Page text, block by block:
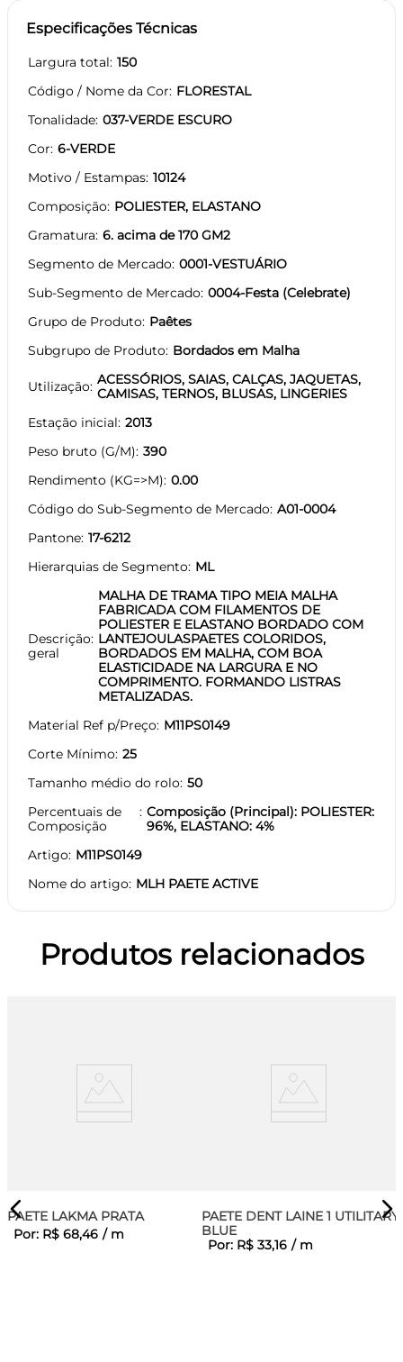
Especificações Técnicas
Largura total 150
Código / Nome da Cor FLORESTAL
Tonalidade 037-VERDE ESCURO
Cor 6-VERDE
Motivo / Estampas 10124
Composição POLIESTER, ELASTANO
Gramatura 6. acima de 170 GM2
Segmento de Mercado 0001-VESTUÁRIO
Sub-Segmento de Mercado 0004-Festa (Celebrate)
Grupo de Produto Paêtes
Subgrupo de Produto Bordados em Malha
Utilização ACESSÓRIOS, SAIAS, CALÇAS, JAQUETAS,
CAMISAS, TERNOS, BLUSAS, LINGERIES
Estação inicial 2013
Peso bruto (G/M) 390
Rendimento (KG=>M) 0.00
Código do Sub-Segmento de Mercado A01-0004
Pantone 17-6212
Hierarquias de Segmento ML
Descrição
geral
MALHA DE TRAMA TIPO MEIA MALHA
FABRICADA COM FILAMENTOS DE
POLIESTER E ELASTANO BORDADO COM
LANTEJOULASPAETES COLORIDOS,
BORDADOS EM MALHA, COM BOA
ELASTICIDADE NA LARGURA E NO
COMPRIMENTO. FORMANDO LISTRAS
METALIZADAS.
Material Ref p/Preço M11PS0149
Corte Mínimo 25
Tamanho médio do rolo 50
Percentuais de
Composição
Composição (Principal): POLIESTER:
96%, ELASTANO: 4%
Artigo M11PS0149
Nome do artigo MLH PAETE ACTIVE
Produtos relacionados
PAETE LAKMA PRATA
Por: R$ 68,46 / m
PAETE DENT LAINE 1 UTILITARY
BLUE
Por: R$ 33,16 / m